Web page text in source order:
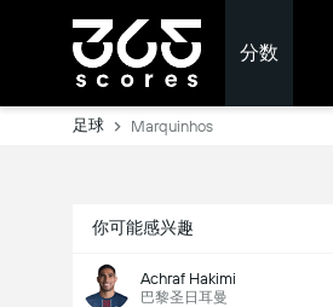
分数
足球 Marquinhos
你可能感兴趣
Achraf Hakimi
巴黎圣日耳曼